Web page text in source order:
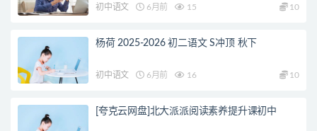
初中语文 6月前 15 10
杨荷 2025-2026 初二语文 S冲顶 秋下
初中语文 6月前 16 10
[夸克云网盘]北大派派阅读素养提升课初中